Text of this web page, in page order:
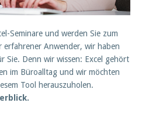
Seminare und werden Sie zum
erfahrener Anwender, wir haben
Sie. Denn wir wissen: Excel gehört
im Büroalltag und wir möchten
Tool herauszuholen.